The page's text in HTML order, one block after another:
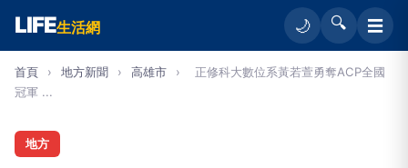
LIFE生活網 🌙 🔍 ☰
首頁 › 地方新聞 › 高雄市 ›
正修科大數位系黃若萱勇奪ACP全國
冠軍 ...
地方